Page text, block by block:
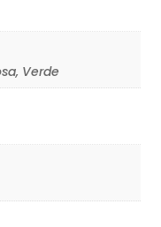
Verde